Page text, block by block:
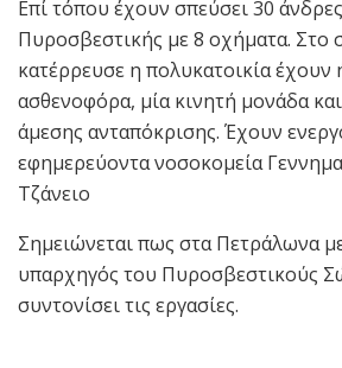
Επί τόπου έχουν σπεύσει 30
Πυροσβεστικής με 8 οχήματα. Στο
κατέρρευσε η πολυκατοικία έχουν
ασθενοφόρα, μία κινητή μονάδα
άμεσης ανταπόκρισης. Έχουν
εφημερεύοντα νοσοκομεία
Τζάνειο
Σημειώνεται πως στα Πετράλωνα
υπαρχηγός του Πυροσβεστικούς
συντονίσει τις εργασίες.